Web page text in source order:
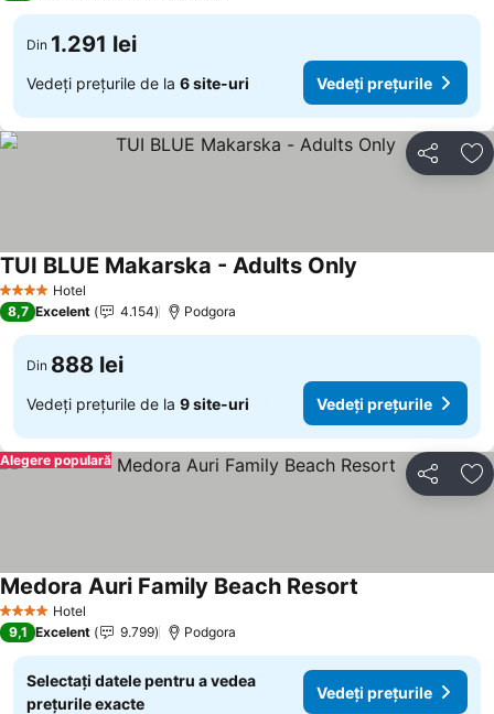
Din 1.291 lei
Vedeți prețurile de la 6 site-uri Vedeți prețurile
Distribuiți
4 Stele Hotel
TUI BLUE Makarska - Adults Only
8,7 Excelent 4.154 Podgora
Din 888 lei
Vedeți prețurile de la 9 site-uri Vedeți prețurile
Distribuiți
Alegere populară
4 Stele Hotel
Medora Auri Family Beach Resort
9,1 Excelent 9.799 Podgora
Selectați datele pentru a vedea
prețurile exacte
Vedeți prețurile